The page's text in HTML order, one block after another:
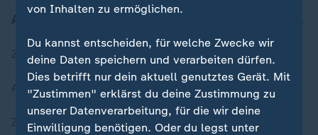
Zuletzt veröffentlicht
Aktuelle Sendungs-Videos
ZDFheute Stories
von Inhalten zu ermöglichen.
Du kannst entscheiden, für welche Zwecke wir
deine Daten speichern und verarbeiten dürfen.
Dies betrifft nur dein aktuell genutztes Gerät. Mit
"Zustimmen" erklärst du deine Zustimmung zu
unserer Datenverarbeitung, für die wir deine
Einwilligung benötigen. Oder du legst unter